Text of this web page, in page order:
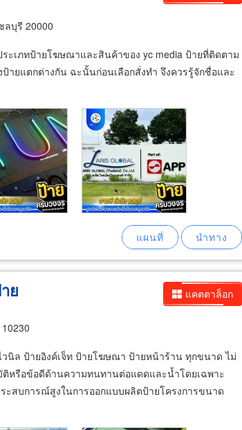
ลบุรี 20000
ะเภทป้ายโฆษณาและสินค้าของ yc media ป้ายที่ติดตาม
ายแตกต่างกัน ฉะนั้นก่อนเลือกสั่งทำ จึงควรรู้จักชื่อและ
แคตตาล็อก
ย
นิล ป้ายอิงค์เจ็ท ป้ายโฆษณา ป้ายหน้าร้าน ทุกขนาด ไม่
หรือข้อดีด้านความทนทานต่อแดดและน้ำโดยเฉพาะ
ะสบการณ์สูงในการออกแบบผลิตป้ายโครงการขนาด